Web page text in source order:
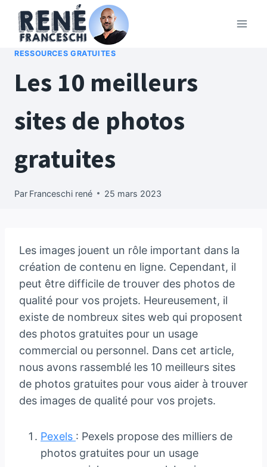
contenu
RESSOURCES GRATUITES
Les 10 meilleurs
sites de photos
gratuites
Par Franceschi rené 25 mars 2023
Les images jouent un rôle important dans la
création de contenu en ligne. Cependant, il
peut être difficile de trouver des photos de
qualité pour vos projets. Heureusement, il
existe de nombreux sites web qui proposent
des photos gratuites pour un usage
commercial ou personnel. Dans cet article,
nous avons rassemblé les 10 meilleurs sites
de photos gratuites pour vous aider à trouver
des images de qualité pour vos projets.
Pexels : Pexels propose des milliers de
photos gratuites pour un usage